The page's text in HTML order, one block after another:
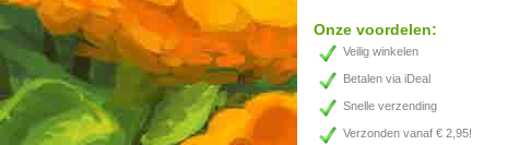
Onze voordelen:
Veilig winkelen
Betalen via iDeal
Snelle verzending
Verzonden vanaf € 2,95!